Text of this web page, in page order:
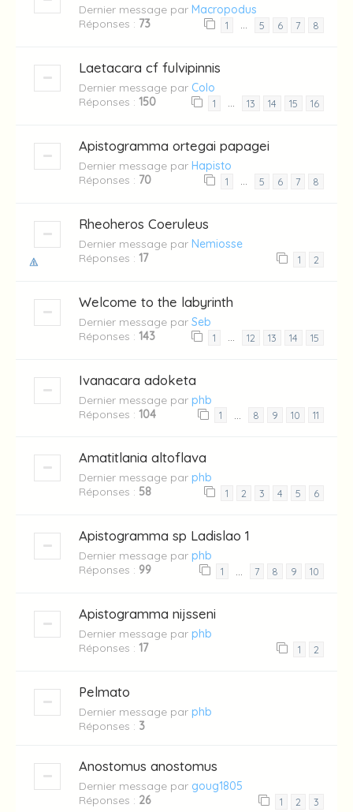
Dernier message par Macropodus
Réponses : 73 1 … 5 6 7 8
Laetacara cf fulvipinnis
Dernier message par Colo
Réponses : 150 1 … 13 14 15 16
Apistogramma ortegai papagei
Dernier message par Hapisto
Réponses : 70 1 … 5 6 7 8
Rheoheros Coeruleus
Dernier message par Nemiosse
Réponses : 17 1 2
Welcome to the labyrinth
Dernier message par Seb
Réponses : 143 1 … 12 13 14 15
Ivanacara adoketa
Dernier message par phb
Réponses : 104 1 … 8 9 10 11
Amatitlania altoflava
Dernier message par phb
Réponses : 58 1 2 3 4 5 6
Apistogramma sp Ladislao 1
Dernier message par phb
Réponses : 99 1 … 7 8 9 10
Apistogramma nijsseni
Dernier message par phb
Réponses : 17 1 2
Pelmato
Dernier message par phb
Réponses : 3
Anostomus anostomus
Dernier message par goug1805
Réponses : 26 1 2 3